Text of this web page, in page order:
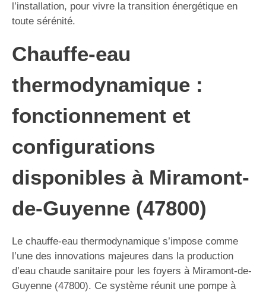
l’installation, pour vivre la transition énergétique en
toute sérénité.
Chauffe-eau
thermodynamique :
fonctionnement et
configurations
disponibles à Miramont-
de-Guyenne (47800)
Le chauffe-eau thermodynamique s’impose comme
l’une des innovations majeures dans la production
d’eau chaude sanitaire pour les foyers à Miramont-de-
Guyenne (47800). Ce système réunit une pompe à